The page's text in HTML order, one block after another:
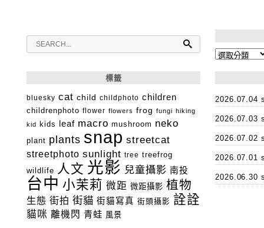
分
標籤
bluesky cat child childphoto children
childrenphoto flower flowers frog fungi hiking
kid kids leaf macro mushroom neko
plant plants snap streetcat
streetphoto sunlight tree treefrog
wildlife 人文 光影 兒童攝影 南投
台中 小茉莉 微距 微距攝影 植物
生態 街拍 街貓 街貓寫真 街頭攝影 詮詮
貓咪 離機閃 青蛙 風景
2026.07.04
2026.07.03
2026.07.02
2026.07.01
2026.06.30